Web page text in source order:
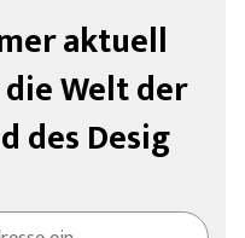
aktuell
Welt der
des Desig